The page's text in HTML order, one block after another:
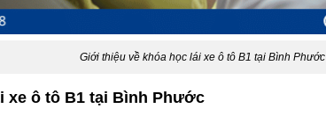
Giới thiệu về khóa học lái xe ô tô B1 tại Bình Phước
xe ô tô B1 tại Bình Phước